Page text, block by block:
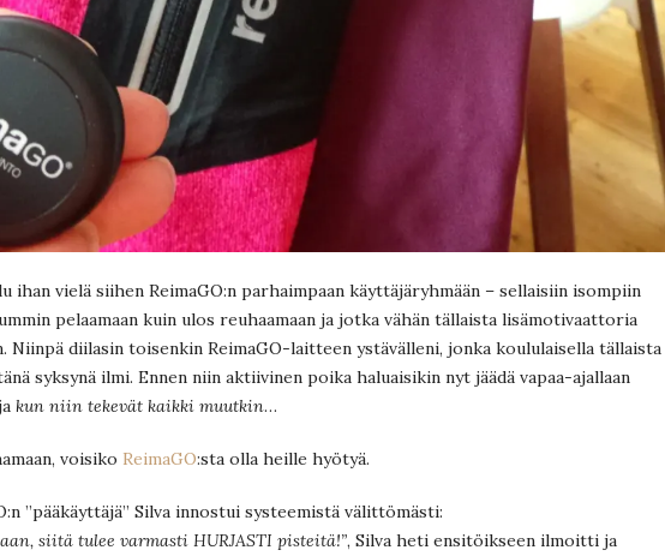
ihan vielä siihen ReimaGO:n parhaimpaan käyttäjäryhmään – sellaisiin isompiin
pelaamaan kuin ulos reuhaamaan ja jotka vähän tällaista lisämotivaattoria
Niinpä diilasin toisenkin ReimaGO-laitteen ystävälleni, jonka koululaisella tällaista
syksynä ilmi. Ennen niin aktiivinen poika haluaisikin nyt jäädä vapaa-ajallaan
kun niin tekevät kaikki muutkin…
voisiko ReimaGO:sta olla heille hyötyä.
”pääkäyttäjä” Silva innostui systeemistä välittömästi:
siitä tulee varmasti HURJASTI pisteitä!”, Silva heti ensitöikseen ilmoitti ja